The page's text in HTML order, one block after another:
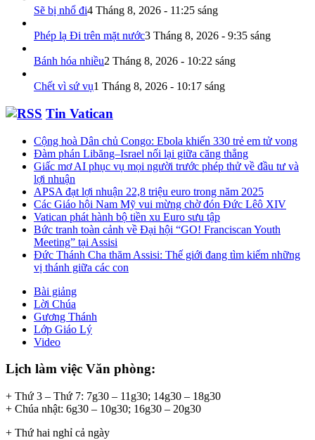
Sẽ bị nhổ đi4 Tháng 8, 2026 - 11:25 sáng
Phép lạ Đi trên mặt nước3 Tháng 8, 2026 - 9:35 sáng
Bánh hóa nhiều2 Tháng 8, 2026 - 10:22 sáng
Chết vì sứ vụ1 Tháng 8, 2026 - 10:17 sáng
Tin Vatican
Cộng hoà Dân chủ Congo: Ebola khiến 330 trẻ em tử vong
Đàm phán Libăng–Israel nối lại giữa căng thẳng
Giấc mơ AI phục vụ mọi người trước phép thử về đầu tư và
lợi nhuận
APSA đạt lợi nhuận 22,8 triệu euro trong năm 2025
Các Giáo hội Nam Mỹ vui mừng chờ đón Đức Lêô XIV
Vatican phát hành bộ tiền xu Euro sưu tập
Bức tranh toàn cảnh về Đại hội “GO! Franciscan Youth
Meeting” tại Assisi
Đức Thánh Cha thăm Assisi: Thế giới đang tìm kiếm những
vị thánh giữa các con
Bài giảng
Lời Chúa
Gương Thánh
Lớp Giáo Lý
Video
Lịch làm việc Văn phòng:
+ Thứ 3 – Thứ 7: 7g30 – 11g30; 14g30 – 18g30
+ Chúa nhật: 6g30 – 10g30; 16g30 – 20g30
+ Thứ hai nghỉ cả ngày